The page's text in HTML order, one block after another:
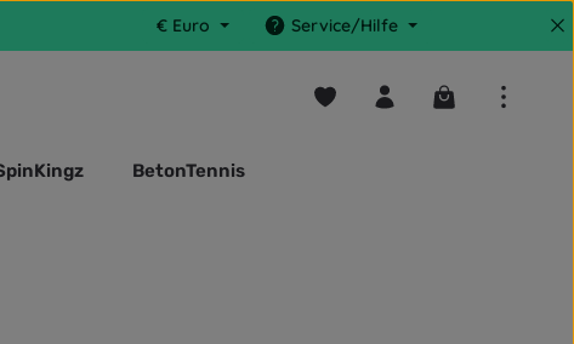
€ Euro Service/Hilfe
Du hast 0 Produkte auf dem
Warenkorb
BetonTennis